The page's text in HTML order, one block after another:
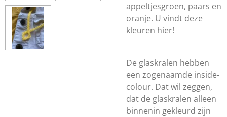
appeltjesgroen, paars en
oranje. U vindt deze
kleuren hier!
De glaskralen hebben
een zogenaamde inside-
colour. Dat wil zeggen,
dat de glaskralen alleen
binnenin gekleurd zijn